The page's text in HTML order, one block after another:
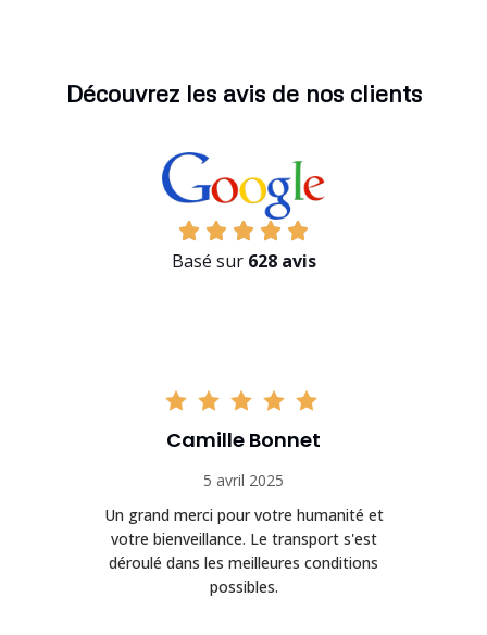
Découvrez les avis de nos clients
Basé sur 628 avis
Hugo Richard
12 avril 2025
Service de qualité supérieure avec des
professionnels qui savent rassurer.
Ponctualité impeccable et véhicule très